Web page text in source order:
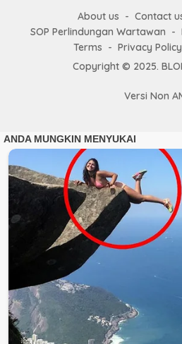
About us Contact
SOP Perlindungan Wartawan
Terms
Privacy Policy
Copyright © 2025.
Versi Non